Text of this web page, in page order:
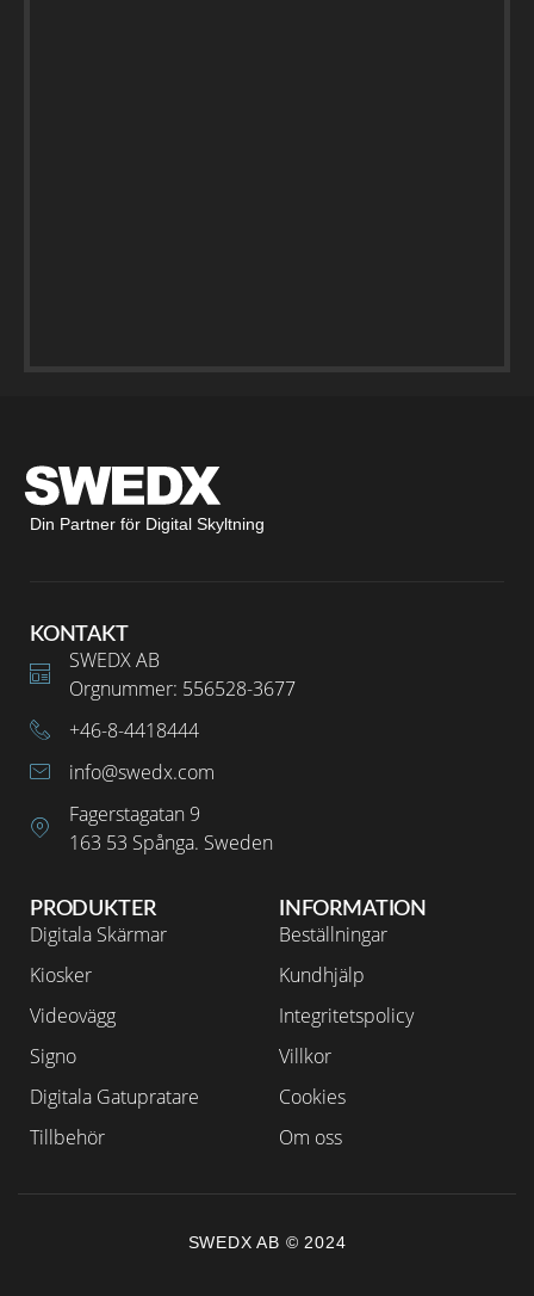
Din Partner för Digital Skyltning
INFORMATION
Beställningar
Kundhjälp
Integritetspolicy
Villkor
Cookies
Om oss
PRODUKTER
Digitala Skärmar
Kiosker
Videovägg
Signo
Digitala Gatupratare
Tillbehör
KONTAKT
SWEDX AB
Orgnummer: 556528-3677
+46-8-4418444
info@swedx.com
Fagerstagatan 9
163 53 Spånga. Sweden
SWEDX AB © 2024